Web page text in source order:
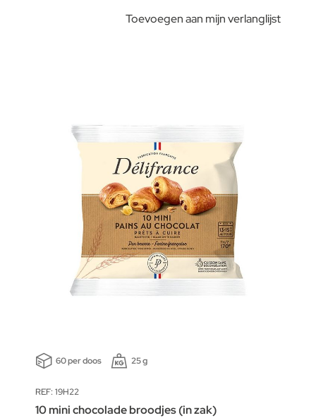
Toevoegen aan mijn verlanglijst
60 per doos 25 g
REF: 19H22
10 mini chocolade broodjes (in zak)